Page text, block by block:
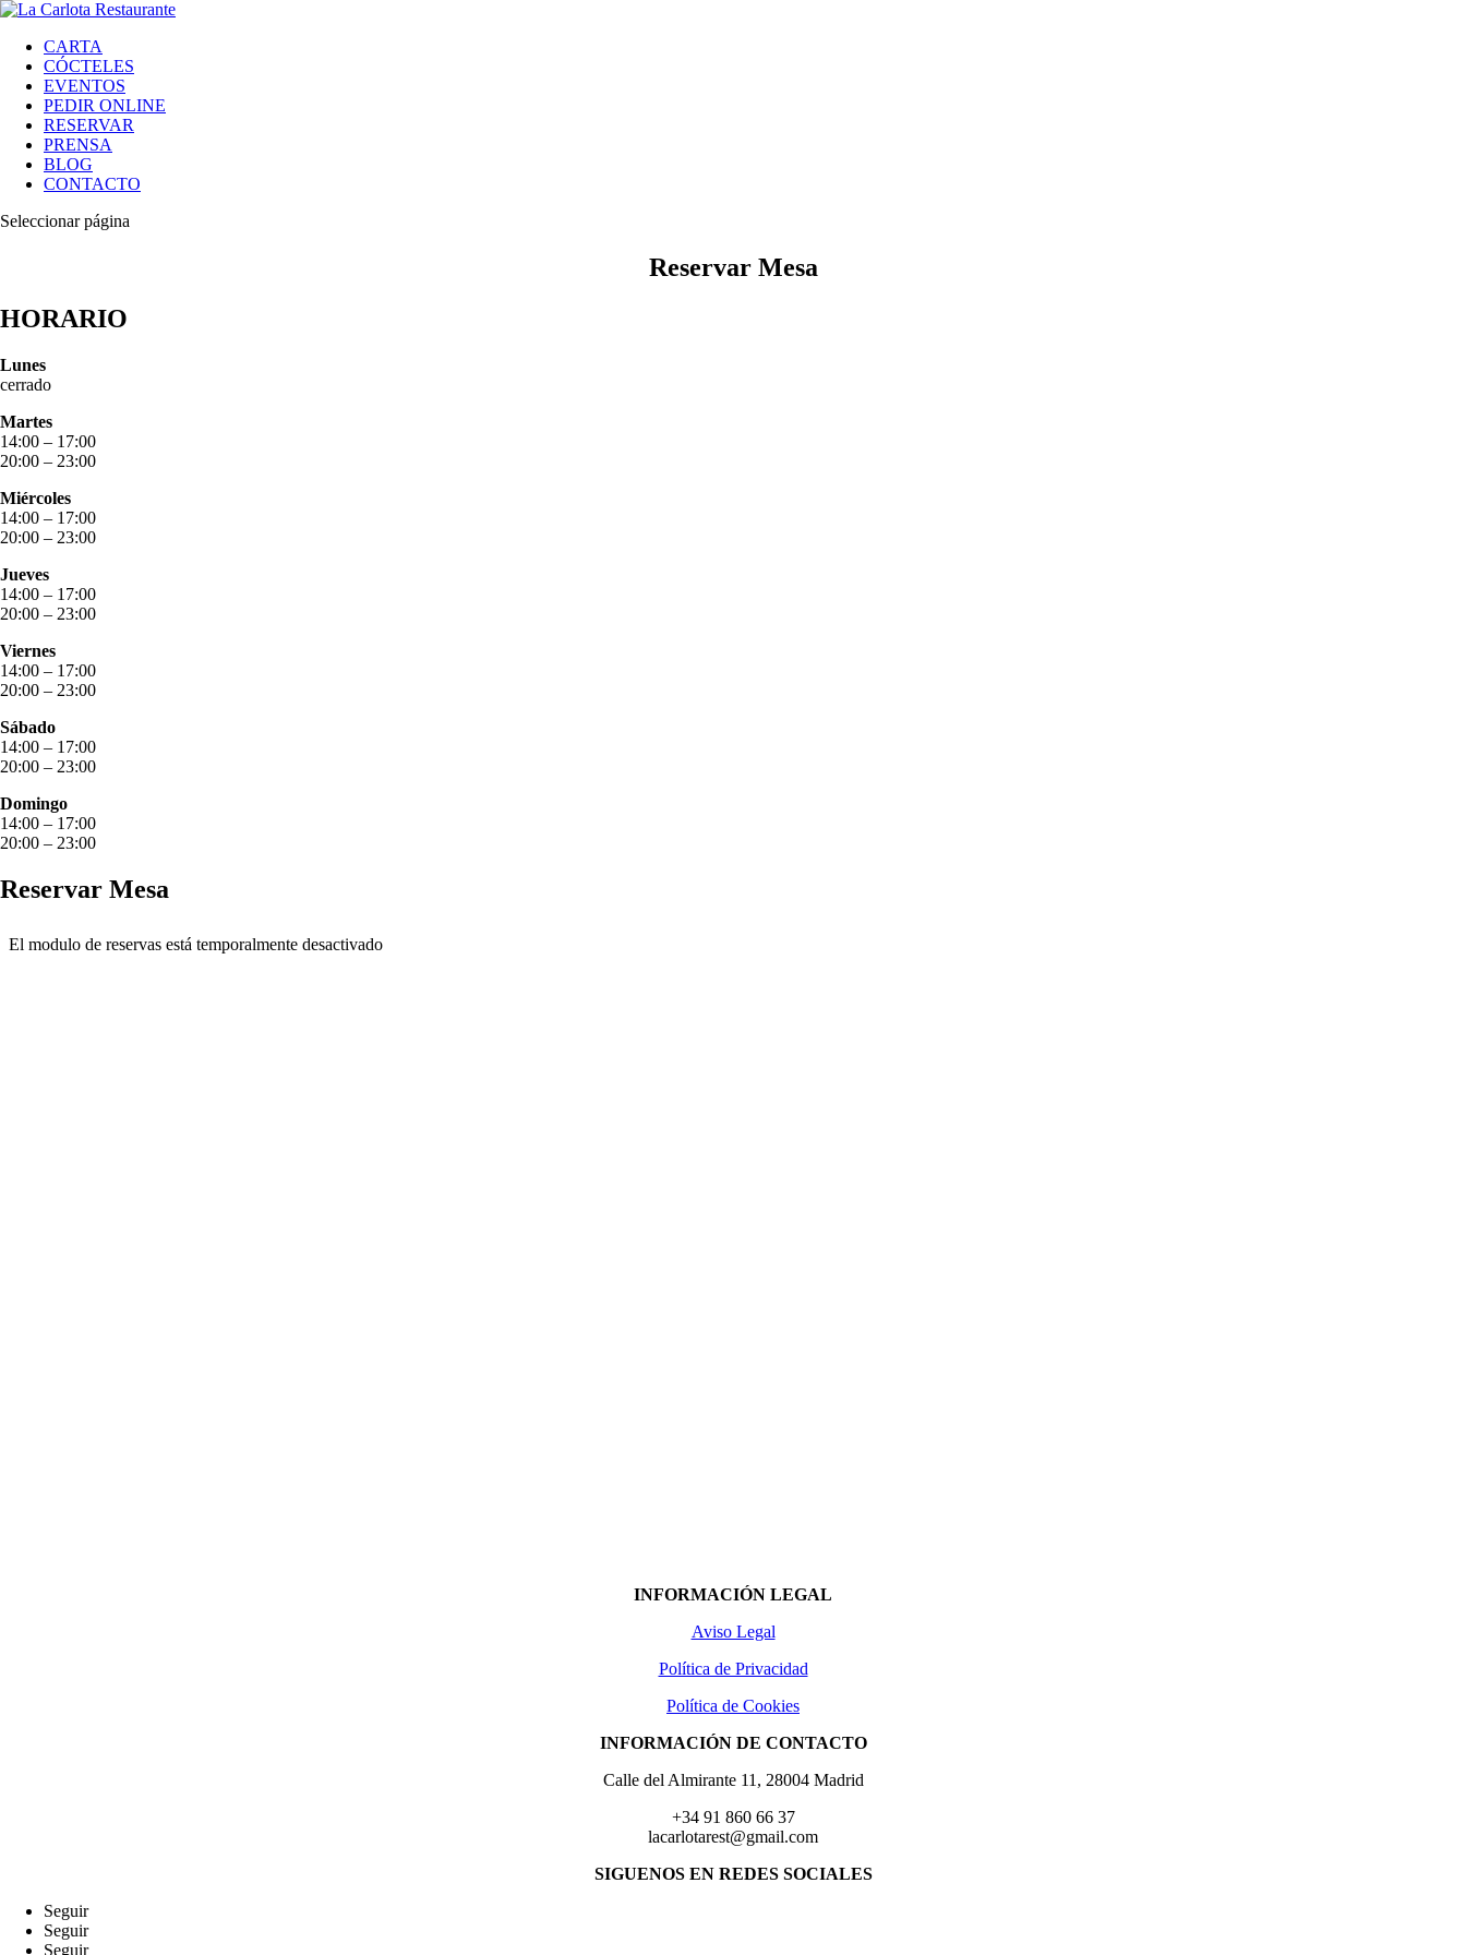
CARTA
CÓCTELES
EVENTOS
PEDIR ONLINE
RESERVAR
PRENSA
BLOG
CONTACTO
Seleccionar página
Reservar Mesa
HORARIO
Lunes
cerrado
Martes
14:00 – 17:00
20:00 – 23:00
Miércoles
14:00 – 17:00
20:00 – 23:00
Jueves
14:00 – 17:00
20:00 – 23:00
Viernes
14:00 – 17:00
20:00 – 23:00
Sábado
14:00 – 17:00
20:00 – 23:00
Domingo
14:00 – 17:00
20:00 – 23:00
Reservar Mesa
INFORMACIÓN LEGAL
Aviso Legal
Política de Privacidad
Política de Cookies
INFORMACIÓN DE CONTACTO
Calle del Almirante 11, 28004 Madrid
+34 91 860 66 37
lacarlotarest@gmail.com
SIGUENOS EN REDES SOCIALES
Seguir
Seguir
Seguir